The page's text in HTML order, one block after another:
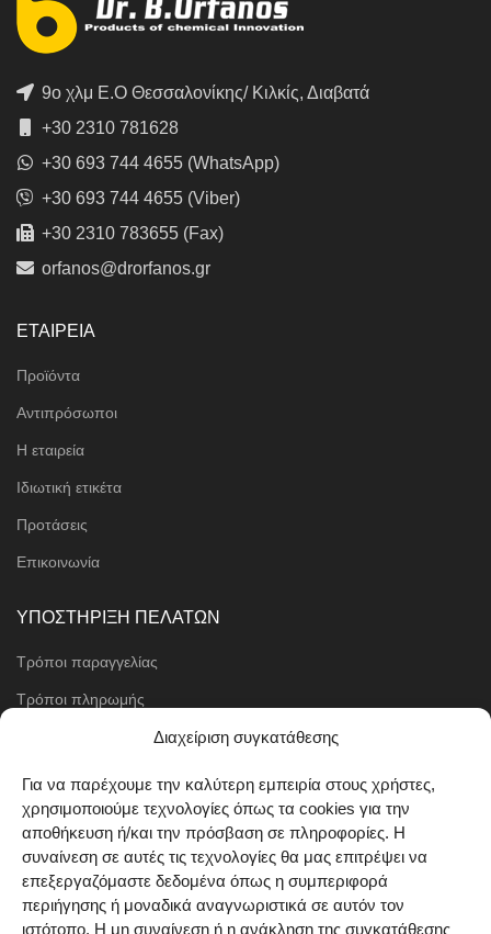
Διαχείριση συγκατάθεσης
Για να παρέχουμε την καλύτερη εμπειρία στους χρήστες,
χρησιμοποιούμε τεχνολογίες όπως τα cookies για την
αποθήκευση ή/και την πρόσβαση σε πληροφορίες. Η
συναίνεση σε αυτές τις τεχνολογίες θα μας επιτρέψει να
επεξεργαζόμαστε δεδομένα όπως η συμπεριφορά
περιήγησης ή μοναδικά αναγνωριστικά σε αυτόν τον
ιστότοπο. Η μη συναίνεση ή η ανάκληση της συγκατάθεσης
9ο χλμ Ε.Ο Θεσσαλονίκης/ Κιλκίς, Διαβατά
+30 2310 781628
+30 693 744 4655 (WhatsApp)
+30 693 744 4655 (Viber)
+30 2310 783655 (Fax)
orfanos@drorfanos.gr
ΕΤΑΙΡΕΙΑ
Προϊόντα
Αντιπρόσωποι
Η εταιρεία
Ιδιωτική ετικέτα
Προτάσεις
Επικοινωνία
ΥΠΟΣΤΗΡΙΞΗ ΠΕΛΑΤΩΝ
Τρόποι παραγγελίας
Τρόποι πληρωμής
Μέθοδοι αποστολής
Όροι χρήσης
Cookie Policy (EU)
ΑΚΟΛΟΥΘΗΣΤΕ ΜΑΣ